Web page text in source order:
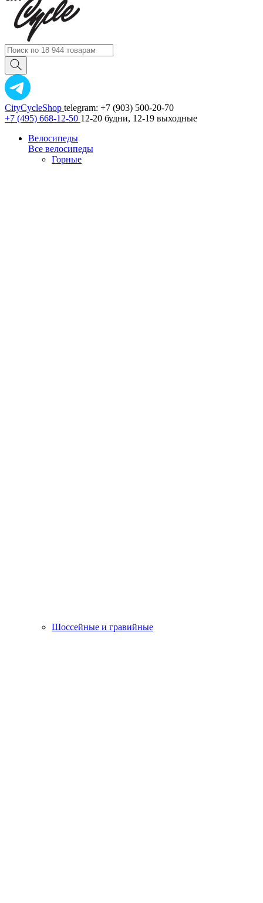
CityCycleShop telegram: +7 (903) 500-20-70
+7 (495) 668-12-50 12-20 будни, 12-19 выходные
Велосипеды
Все велосипеды
Горные
Шоссейные и гравийные